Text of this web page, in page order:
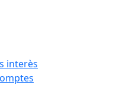
interès